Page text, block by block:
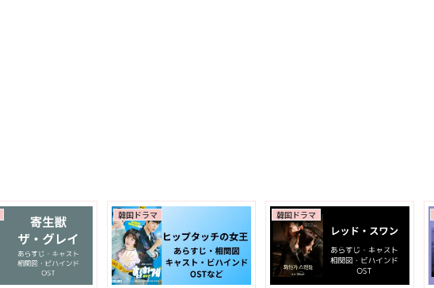
韓国ドラマ 韓国ドラマ